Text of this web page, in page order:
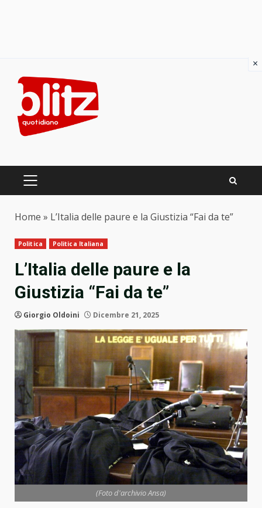
content
PRIMARY
Home » L’Italia delle paure e la Giustizia “Fai da te”
Politica Politica Italiana
L’Italia delle paure e la
Giustizia “Fai da te”
Giorgio Oldoini Dicembre 21, 2025
(Foto d'archivio Ansa)
×